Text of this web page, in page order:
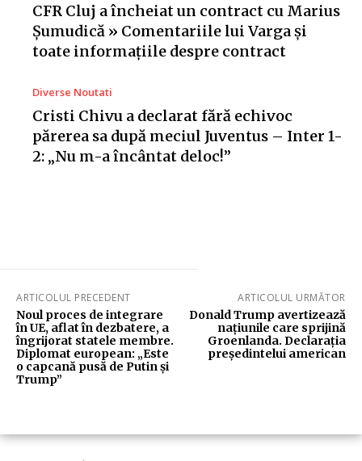
CFR Cluj a încheiat un contract cu Marius
Șumudică » Comentariile lui Varga și
toate informațiile despre contract
Diverse Noutati
Cristi Chivu a declarat fără echivoc
părerea sa după meciul Juventus – Inter 1-
2: „Nu m-a încântat deloc!”
ARTICOLUL PRECEDENT
Noul proces de integrare
în UE, aflat în dezbatere, a
îngrijorat statele membre.
Diplomat european: „Este
o capcană pusă de Putin și
Trump”
ARTICOLUL URMĂTOR
Donald Trump avertizează
națiunile care sprijină
Groenlanda. Declarația
președintelui american